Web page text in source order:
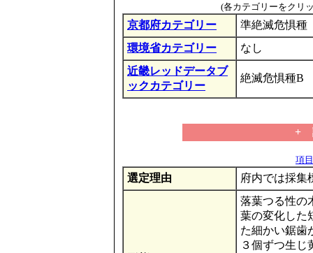
(各カテゴリーをクリ
京都府カテゴリー
準絶滅危惧種
環境省カテゴリー
なし
近畿レッドデータブ
ックカテゴリー
絶滅危惧種B
+
項
選定理由 府内では採集
落葉つる性の
葉の変化した
た細かい鋸歯
３個ずつ生じ